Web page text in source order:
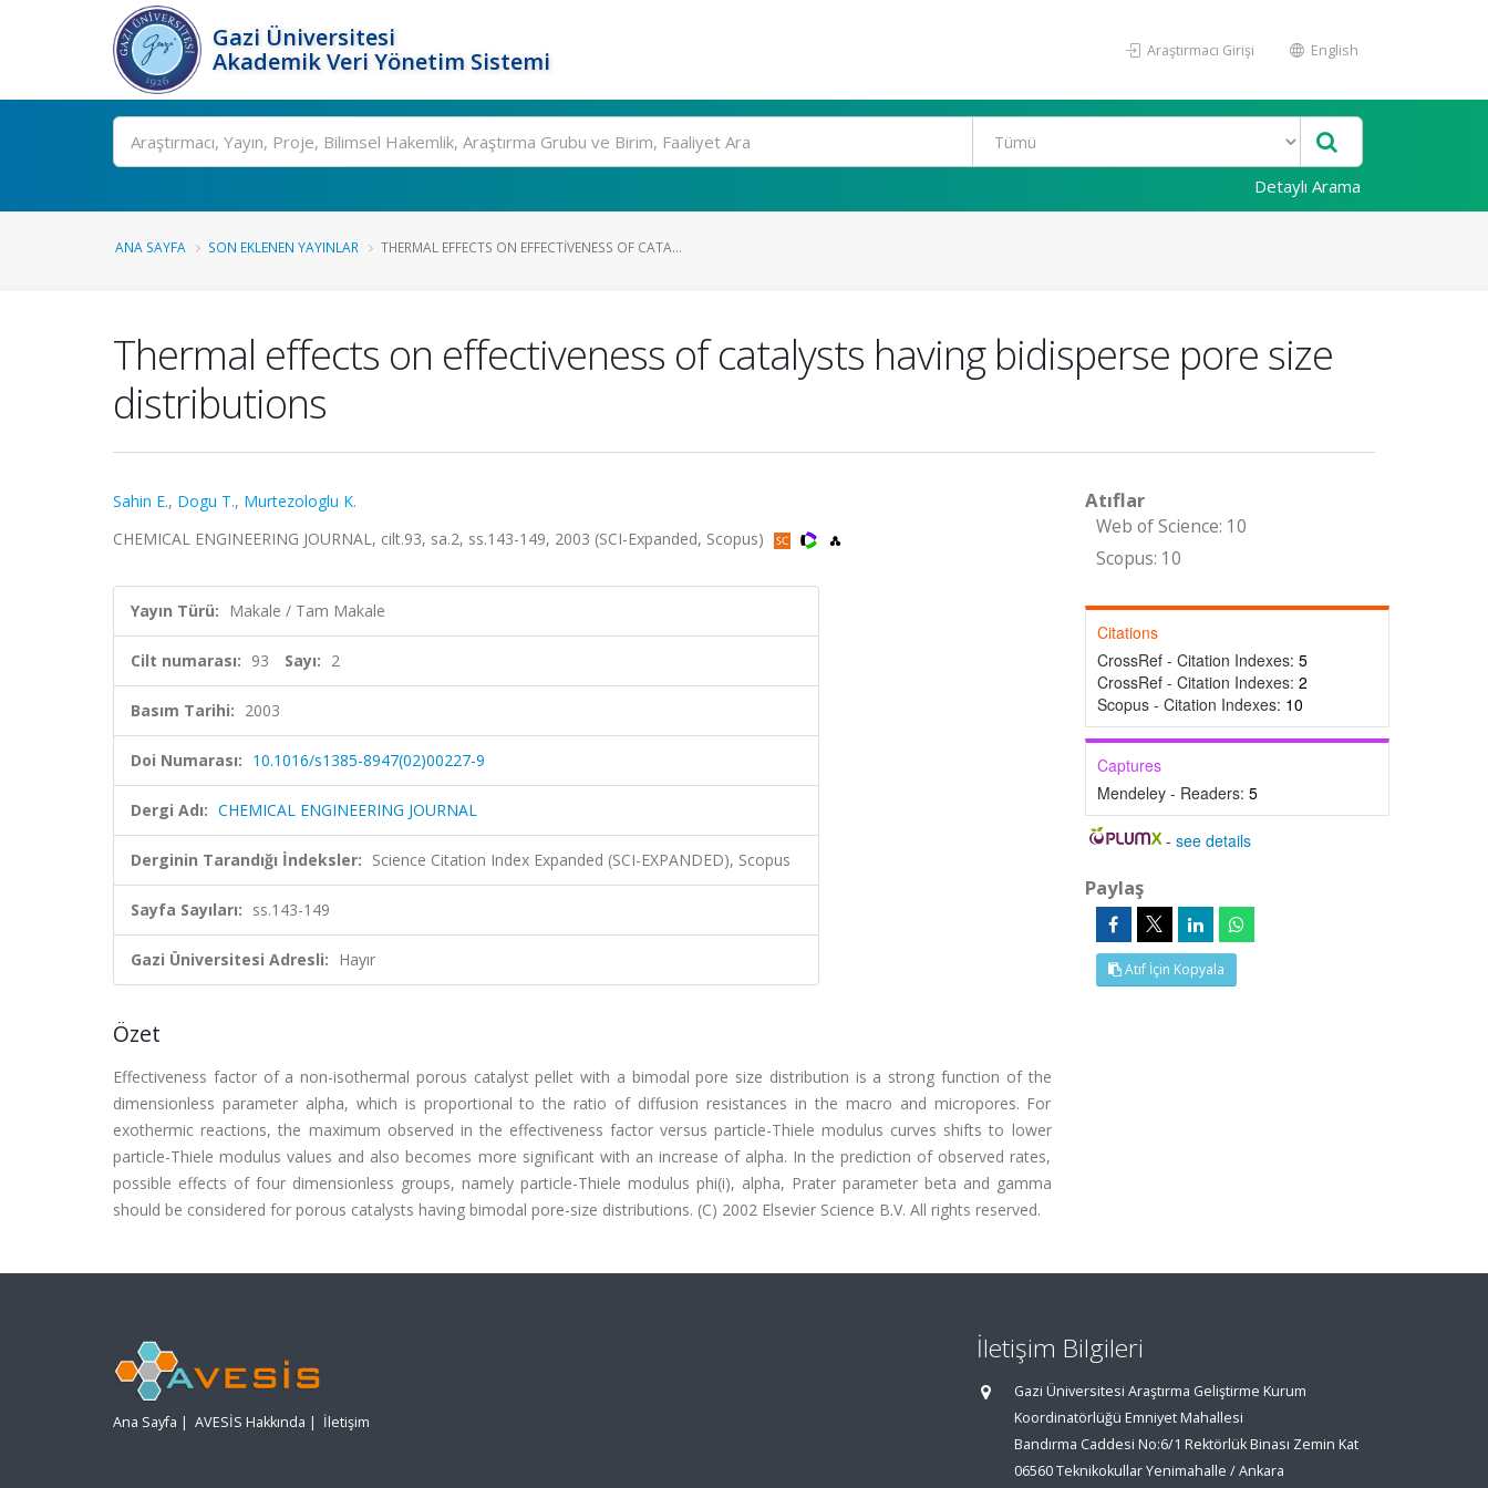
Gazi Üniversitesi
Akademik Veri Yönetim Sistemi
Araştırmacı Girişi English
Ara
Detaylı Arama
ANA SAYFA SON EKLENEN YAYINLAR THERMAL EFFECTS ON EFFECTIVENESS OF CATA...
Thermal effects on effectiveness of catalysts having bidisperse pore size
distributions
Sahin E., Dogu T., Murtezologlu K.
CHEMICAL ENGINEERING JOURNAL, cilt.93, sa.2, ss.143-149, 2003 (SCI-Expanded, Scopus)
Yayın Türü: Makale / Tam Makale
Cilt numarası: 93 Sayı: 2
Basım Tarihi: 2003
Doi Numarası: 10.1016/s1385-8947(02)00227-9
Dergi Adı: CHEMICAL ENGINEERING JOURNAL
Derginin Tarandığı İndeksler: Science Citation Index Expanded (SCI-EXPANDED), Scopus
Sayfa Sayıları: ss.143-149
Gazi Üniversitesi Adresli: Hayır
Özet
Effectiveness factor of a non-isothermal porous catalyst pellet with a bimodal pore size distribution is a strong function of the
dimensionless parameter alpha, which is proportional to the ratio of diffusion resistances in the macro and micropores. For
exothermic reactions, the maximum observed in the effectiveness factor versus particle-Thiele modulus curves shifts to lower
particle-Thiele modulus values and also becomes more significant with an increase of alpha. In the prediction of observed rates,
possible effects of four dimensionless groups, namely particle-Thiele modulus phi(i), alpha, Prater parameter beta and gamma
should be considered for porous catalysts having bimodal pore-size distributions. (C) 2002 Elsevier Science B.V. All rights reserved.
Atıflar
Web of Science: 10
Scopus: 10
Citations
CrossRef - Citation Indexes: 5
CrossRef - Citation Indexes: 2
Scopus - Citation Indexes: 10
Captures
Mendeley - Readers: 5
-see details
Paylaş
Atıf İçin Kopyala
Ana Sayfa | AVESİS Hakkında | İletişim
İletişim Bilgileri
Gazi Üniversitesi Araştırma Geliştirme Kurum
Koordinatörlüğü Emniyet Mahallesi
Bandırma Caddesi No:6/1 Rektörlük Binası Zemin Kat
06560 Teknikokullar Yenimahalle / Ankara